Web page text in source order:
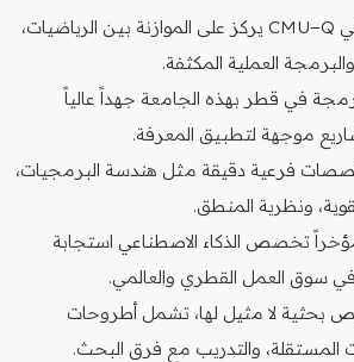
المنهج الدراسي في CMU−Q يركز على الموازنة بين الرياضيات،
العملية المكثفة.
في قطر بهذه الجامعة جهداً عالياً
موجهة لتطبيق المعرفة.
فرعية دقيقة مثل هندسة البرمجيات،
ونظرية المنطق.
تخصص الذكاء الاصطناعي استجابة
في سوق العمل القطري والعالمي.
بحثية لا مثيل لها، تشمل أطروحات
المستقلة، والتدريب مع فرق البحث.